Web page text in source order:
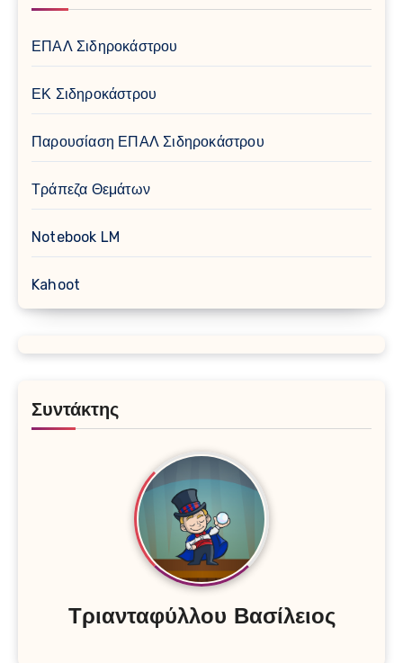
ΕΠΑΛ Σιδηροκάστρου
ΕΚ Σιδηροκάστρου
Παρουσίαση ΕΠΑΛ Σιδηροκάστρου
Τράπεζα Θεμάτων
Notebook LM
Kahoot
Συντάκτης
Τριανταφύλλου Βασίλειος